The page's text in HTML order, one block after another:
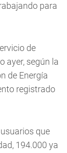
para
de
ayer, según la
de Energía
registrado
que
194.000 ya